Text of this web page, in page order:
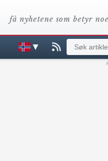
få nyhetene som betyr
▼